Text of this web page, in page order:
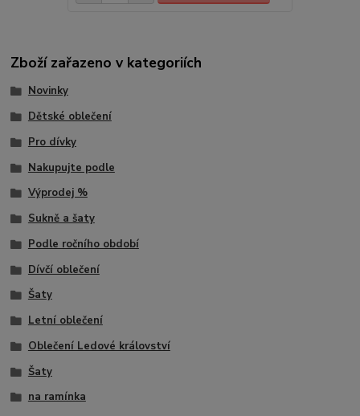
Zboží zařazeno v kategoriích
Novinky
Dětské oblečení
Pro dívky
Nakupujte podle
Výprodej %
Sukně a šaty
Podle ročního období
Dívčí oblečení
Šaty
Letní oblečení
Oblečení Ledové království
Šaty
na ramínka